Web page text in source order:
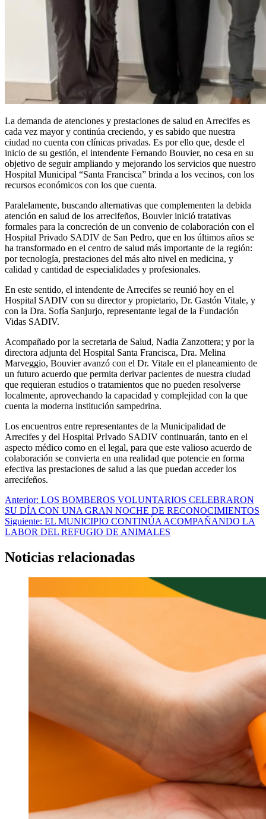
La demanda de atenciones y prestaciones de salud en Arrecifes es
cada vez mayor y continúa creciendo, y es sabido que nuestra
ciudad no cuenta con clínicas privadas. Es por ello que, desde el
inicio de su gestión, el intendente Fernando Bouvier, no cesa en su
objetivo de seguir ampliando y mejorando los servicios que nuestro
Hospital Municipal “Santa Francisca” brinda a los vecinos, con los
recursos económicos con los que cuenta.
Paralelamente, buscando alternativas que complementen la debida
atención en salud de los arrecifeños, Bouvier inició tratativas
formales para la concreción de un convenio de colaboración con el
Hospital Privado SADIV de San Pedro, que en los últimos años se
ha transformado en el centro de salud más importante de la región:
por tecnología, prestaciones del más alto nivel en medicina, y
calidad y cantidad de especialidades y profesionales.
En este sentido, el intendente de Arrecifes se reunió hoy en el
Hospital SADIV con su director y propietario, Dr. Gastón Vitale, y
con la Dra. Sofía Sanjurjo, representante legal de la Fundación
Vidas SADIV.
Acompañado por la secretaria de Salud, Nadia Zanzottera; y por la
directora adjunta del Hospital Santa Francisca, Dra. Melina
Marveggio, Bouvier avanzó con el Dr. Vitale en el planeamiento de
un futuro acuerdo que permita derivar pacientes de nuestra ciudad
que requieran estudios o tratamientos que no pueden resolverse
localmente, aprovechando la capacidad y complejidad con la que
cuenta la moderna institución sampedrina.
Los encuentros entre representantes de la Municipalidad de
Arrecifes y del Hospital PrIvado SADIV continuarán, tanto en el
aspecto médico como en el legal, para que este valioso acuerdo de
colaboración se convierta en una realidad que potencie en forma
efectiva las prestaciones de salud a las que puedan acceder los
arrecifeños.
Navegación
de
entradas
Anterior: LOS BOMBEROS VOLUNTARIOS CELEBRARON
SU DÍA CON UNA GRAN NOCHE DE RECONOCIMIENTOS
Siguiente: EL MUNICIPIO CONTINÚA ACOMPAÑANDO LA
LABOR DEL REFUGIO DE ANIMALES
Noticias relacionadas